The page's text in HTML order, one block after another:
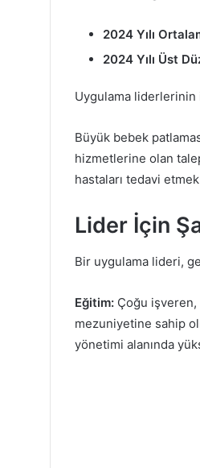
2024 Yılı
2024 Yılı Üst
Uygulama liderlerinin
Büyük bebek
hizmetlerine olan
hastaları tedavi
Lider İçin
Bir uygulama lideri,
Eğitim: Çoğu
mezuniyetine sahip
yönetimi alanında